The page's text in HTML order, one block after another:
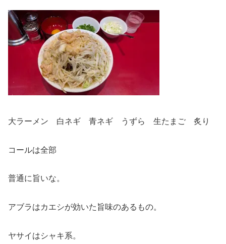
大ラーメン 白ネギ 青ネギ うずら 生たまご 炙り
コールは全部
普通に旨いな。
アブラはカエシが効いた旨味のあるもの。
ヤサイはシャキ系。